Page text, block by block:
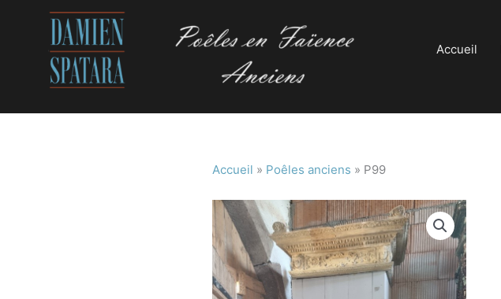
Accueil
Accueil » Poêles anciens » P99